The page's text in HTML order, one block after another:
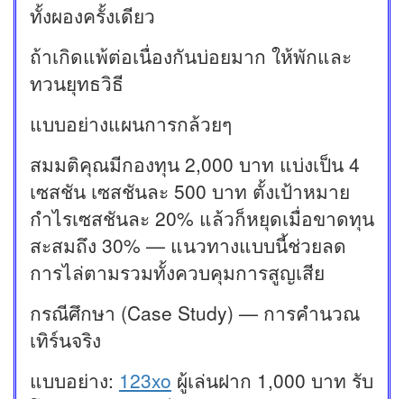
ทั้งผองครั้งเดียว
ถ้าเกิดแพ้ต่อเนื่องกันบ่อยมาก ให้พักและ
ทวนยุทธวิธี
แบบอย่างแผนการกล้วยๆ
สมมติคุณมีกองทุน 2,000 บาท แบ่งเป็น 4
เซสชัน เซสชันละ 500 บาท ตั้งเป้าหมาย
กำไรเซสชันละ 20% แล้วก็หยุดเมื่อขาดทุน
สะสมถึง 30% — แนวทางแบบนี้ช่วยลด
การไล่ตามรวมทั้งควบคุมการสูญเสีย
กรณีศึกษา (Case Study) — การคำนวณ
เทิร์นจริง
แบบอย่าง: 123xo ผู้เล่นฝาก 1,000 บาท รับ